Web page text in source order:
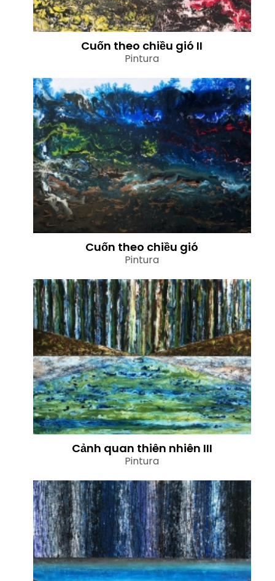
Cuốn theo chiều gió II
Pintura
Cuốn theo chiều gió
Pintura
Cảnh quan thiên nhiên III
Pintura